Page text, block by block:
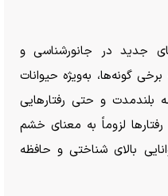
جدید در جانورشناسی و
گونه‌ها، به‌ویژه حیوانات
بلندمدت و حتی رفتار‌هایی
لزوماً به معنای خشم
بالای شناختی و حافظه